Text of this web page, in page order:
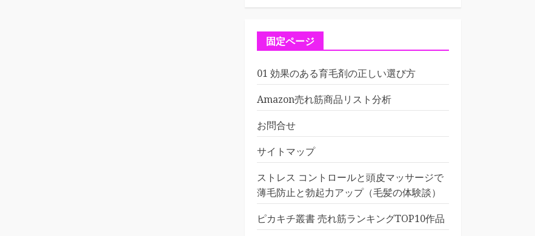
固定ページ
01 効果のある育毛剤の正しい選び方
Amazon売れ筋商品リスト分析
お問合せ
サイトマップ
ストレス コントロールと頭皮マッサージで
薄毛防止と勃起力アップ（毛髪の体験談）
ピカキチ叢書 売れ筋ランキングTOP10作品